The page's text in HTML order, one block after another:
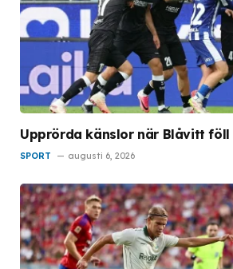
Upprörda känslor när Blåvitt föll
SPORT augusti 6, 2026